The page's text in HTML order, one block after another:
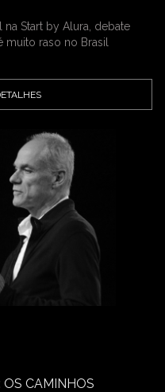
na Start by Alura, debate
raso no Brasil
OS CAMINHOS